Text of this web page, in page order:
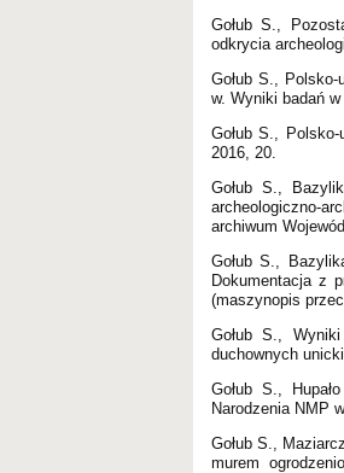
Gołub S.,
odkrycia
Gołub S.,
w. Wyniki badań w
Gołub S.,
2016, 20.
Gołub S.,
archeologiczno-
archiwum
Gołub S.,
Dokumentacja z
(maszynopis
Gołub S.,
duchownych
Gołub S.,
Narodzenia NMP
Gołub S.,
murem